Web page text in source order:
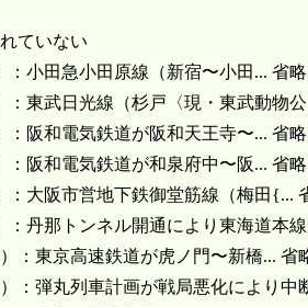
ていない
：小田急小田原線（新宿〜小田... 省略
：東武日光線（杉戸〈現・東武動物
：阪和電気鉄道が阪和天王寺〜... 省略
：阪和電気鉄道が和泉府中〜阪... 省略
：大阪市営地下鉄御堂筋線（梅田{...
：丹那トンネル開通により東海道本
：東京高速鉄道が虎ノ門〜新橋... 省
：弾丸列車計画が戦局悪化により中